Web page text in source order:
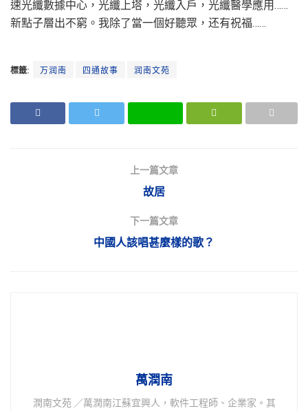
速光纖數據中心，光纖上塔，光纖入戶，光纖醫學應用……
新點子層出不窮。我除了當一個好聽眾，还有祝福……
標籤: 万润南 四通故事 润南文苑
上一篇文章
故居
下一篇文章
中國人該唱甚麼樣的歌？
萬潤南
潤南文苑 ／萬潤南江蘇宜興人，軟件工程師、企業家。其